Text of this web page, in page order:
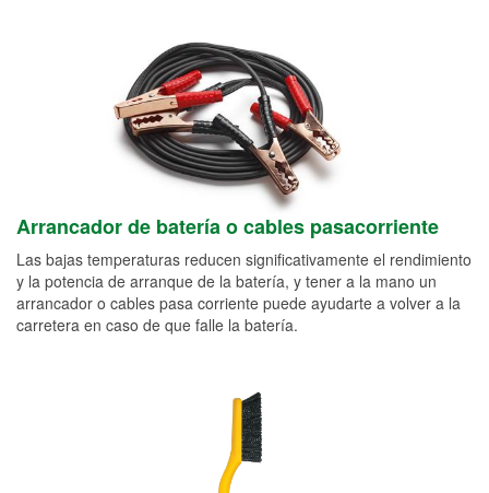
Arrancador de batería o cables pasacorriente
Las bajas temperaturas reducen significativamente el rendimiento
y la potencia de arranque de la batería, y tener a la mano un
arrancador o cables pasa corriente puede ayudarte a volver a la
carretera en caso de que falle la batería.